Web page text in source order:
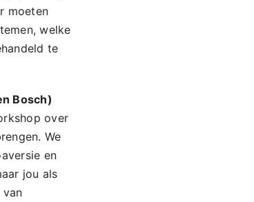
moeten
welke
te
Bosch)
over
We
en
jou als